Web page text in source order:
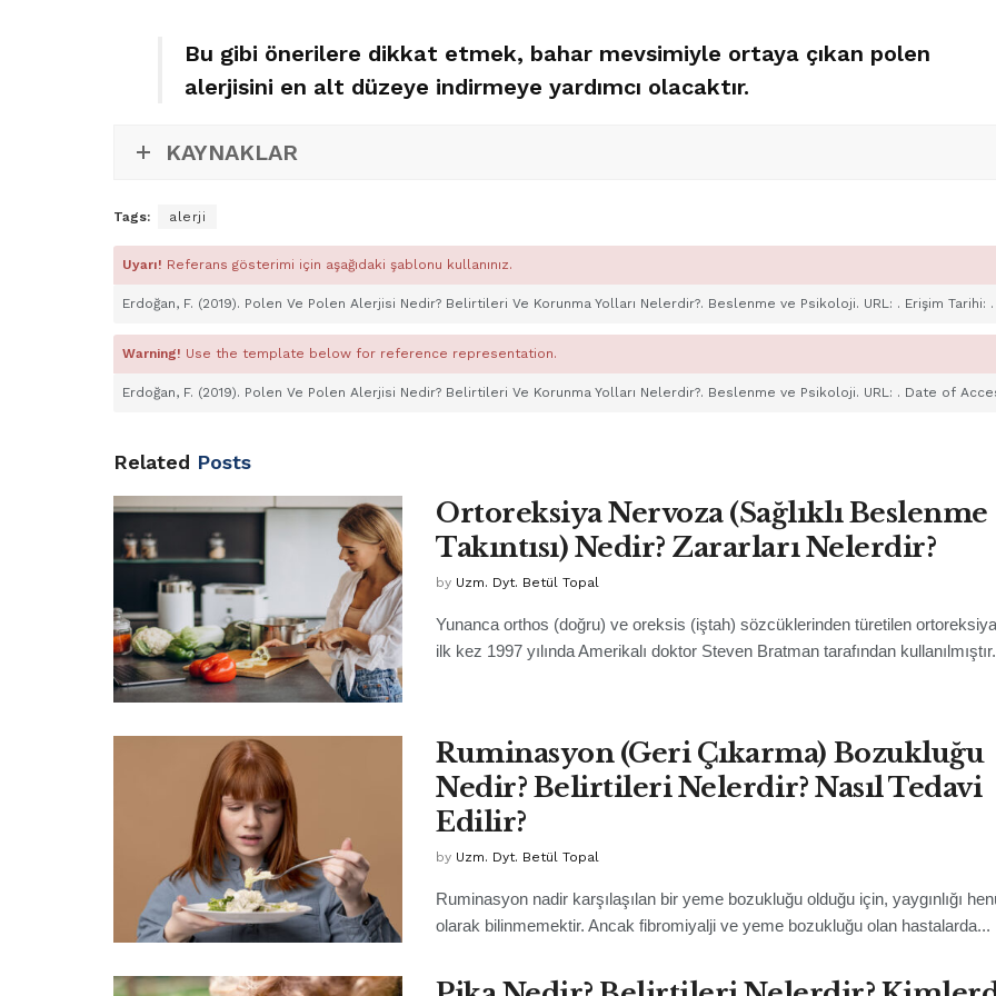
Bu gibi önerilere dikkat etmek, bahar mevsimiyle ortaya çıkan polen
alerjisini en alt düzeye indirmeye yardımcı olacaktır.
KAYNAKLAR
Tags: alerji
Uyarı! Referans gösterimi için aşağıdaki şablonu kullanınız.
Erdoğan, F. (2019). Polen Ve Polen Alerjisi Nedir? Belirtileri Ve Korunma Yolları Nelerdir?. Beslenme ve Psikoloji. URL: . Erişim Tarihi: .
Warning! Use the template below for reference representation.
Erdoğan, F. (2019). Polen Ve Polen Alerjisi Nedir? Belirtileri Ve Korunma Yolları Nelerdir?. Beslenme ve Psikoloji. URL: . Date of
Related Posts
Ortoreksiya Nervoza (Sağlıklı Beslenme
Takıntısı) Nedir? Zararları Nelerdir?
by Uzm. Dyt. Betül Topal
Yunanca orthos (doğru) ve oreksis (iştah) sözcüklerinden türetilen
ilk kez 1997 yılında Amerikalı doktor Steven Bratman tarafından
Ruminasyon (Geri Çıkarma) Bozukluğu
Nedir? Belirtileri Nelerdir? Nasıl Tedavi
Edilir?
by Uzm. Dyt. Betül Topal
Ruminasyon nadir karşılaşılan bir yeme bozukluğu olduğu için, yaygınlığı
olarak bilinmemektir. Ancak fibromiyalji ve yeme bozukluğu olan hastalarda...